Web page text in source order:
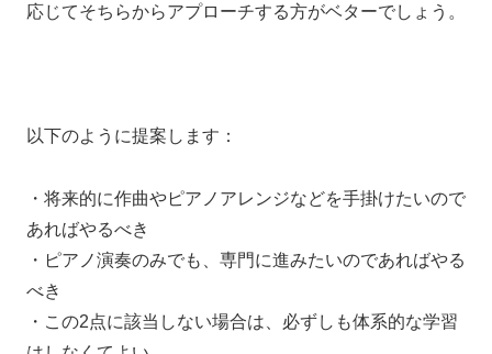
応じてそちらからアプローチする方がベターでしょう。
以下のように提案します：
・将来的に作曲やピアノアレンジなどを手掛けたいので
あればやるべき
・ピアノ演奏のみでも、専門に進みたいのであればやる
べき
・この2点に該当しない場合は、必ずしも体系的な学習